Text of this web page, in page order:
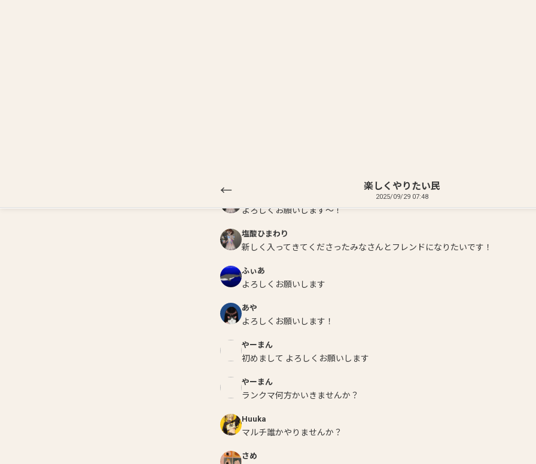
よろしくお願いします～！
塩酸ひまわり
新しく入ってきてくださったみなさんとフレンドになりたいです！
ふぃあ
よろしくお願いします
あや
よろしくお願いします！
やーまん
初めまして よろしくお願いします
やーまん
ランクマ何方かいきませんか？
Huuka
マルチ誰かやりませんか？
さめ